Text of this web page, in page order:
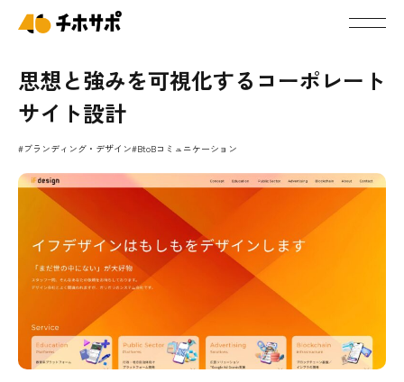
思想と強みを可視化するコーポレート
サイト設計
#ブランディング・デザイン#BtoBコミュニケーション